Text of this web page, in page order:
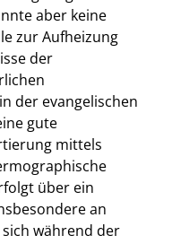
aber keine
zur Aufheizung
der
der evangelischen
gute
mittels
über ein
an
während der